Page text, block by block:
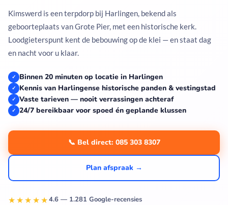
Kimswerd is een terpdorp bij Harlingen, bekend als
geboorteplaats van Grote Pier, met een historische kerk.
Loodgieterspunt kent de bebouwing op de klei — en staat dag
en nacht voor u klaar.
✓ Binnen 20 minuten op locatie in Harlingen
✓ Kennis van Harlingense historische panden & vestingstad
✓ Vaste tarieven — nooit verrassingen achteraf
✓ 24/7 bereikbaar voor spoed én geplande klussen
📞 Bel direct: 085 303 8307
Plan afspraak →
★★★★★4.6 — 1.281 Google-recensies